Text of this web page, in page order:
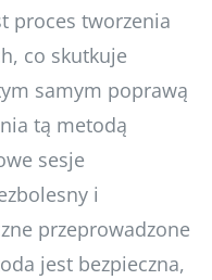
proces tworzenia
co skutkuje
samym poprawą
tą metodą
sesje
i
przeprowadzone
jest bezpieczna,